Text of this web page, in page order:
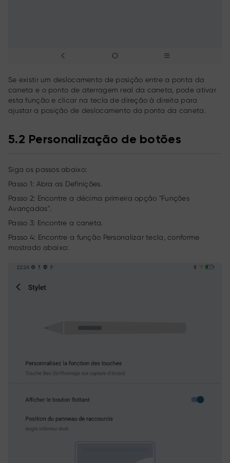
Se existir um deslocamento de posição entre a ponta da
caneta e o ponto de aterragem real da caneta, pode ativar
esta função e clicar na tecla de direção à direita para
ajustar a posição de deslocamento da ponta da caneta.
5.2 Personalização de botões
Siga os passos abaixo:
Passo 1: Abra as Definições.
Passo 2: Encontre a décima primeira opção "Funções
Avançadas".
Passo 3: Encontre a caneta.
Passo 4: Encontre a função Personalizar tecla, conforme
mostrado abaixo: